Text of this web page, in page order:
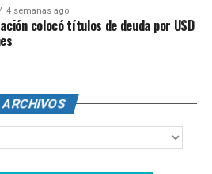
4 semanas ago
colocó títulos de deuda por USD
ARCHIVOS